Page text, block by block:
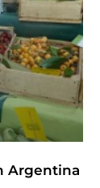
Argentina